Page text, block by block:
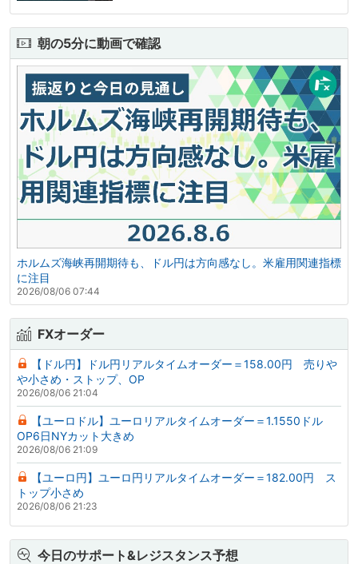
朝の5分に動画で確認
ホルムズ海峡再開期待も、ドル円は方向感なし。米雇用関連指標
に注目
2026/08/06 07:44
FXオーダー
【ドル円】ドル円リアルタイムオーダー＝158.00円 売りや
や小さめ・ストップ、OP
2026/08/06 21:04
【ユーロドル】ユーロリアルタイムオーダー＝1.1550ドル
OP6日NYカット大きめ
2026/08/06 21:09
【ユーロ円】ユーロ円リアルタイムオーダー＝182.00円 ス
トップ小さめ
2026/08/06 21:23
今日のサポート&レジスタンス予想